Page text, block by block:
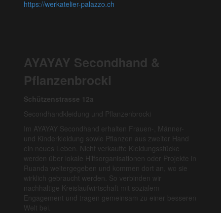
https://werkatelier-palazzo.ch
AYAYAY Secondhand &
Pflanzenbrocki
Schützenstrasse 12a
Secondhandkleidung und Pflanzenbrocki
Im AYAYAY Secondhand erhalten Frauen-, Männer-
und Kinderkleidung sowie Pflanzen aus zweiter Hand
ein neues Leben. Nicht verkaufte Kleidungsstücke
werden über lokale Hilfsorganisationen oder Projekte in
Ruanda weitergegeben und kommen dort an, wo sie
wirklich gebraucht werden. So verbinden wir
nachhaltige Kreislaufwirtschaft mit sozialem
Engagement und tragen gemeinsam zu einer besseren
Welt bei.